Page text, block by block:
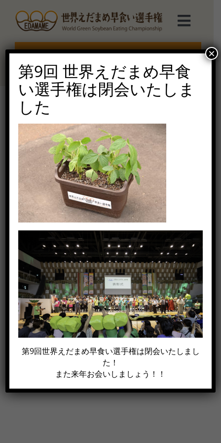
content
選手権TOP
選手権について
えだまめmarche
ルール説明
ご協賛受付
お問い合せ
えだまめプランタ画像３
2020年7月9日（木）
この記事がイイね！と思った方は
シェアして下さい!!
Facebook
X
電
子
ー
第9回 世界えだまめ早食
い選手権は閉会いたしま
した
第9回世界えだまめ早食い選手権は閉会いたしまし
た！
また来年お会いしましょう！！
×